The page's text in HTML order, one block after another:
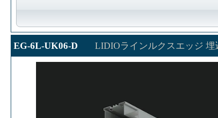
EG-6L-UK06-D LIDIOラインルクスエッジ 埋